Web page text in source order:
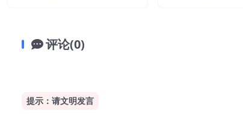
评论(0)
提示：请文明发言